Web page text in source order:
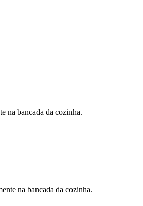
na bancada da cozinha.
na bancada da cozinha.